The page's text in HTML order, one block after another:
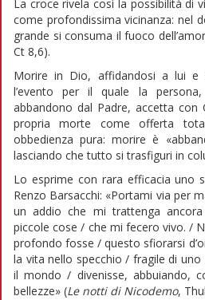
La croce rivela così la possibilità di
come profondissima vicinanza: nel
grande si consuma il fuoco
Ct 8,6).
Morire in Dio, affidandosi a lui e
l’evento per il quale la
abbandono dal Padre, accetta
propria morte come offerta
obbedienza pura: morire è
lasciando che tutto si trasfiguri in
Lo esprime con rara efficacia uno
Renzo Barsacchi: «Portami via per
un addio che mi trattenga
piccole cose / che mi fecero vivo. /
profondo fosse / questo sfiorarsi
la vita nello specchio / fragile di
il mondo / divenisse, abbuiando,
bellezze» (Le notti di Nicodemo,